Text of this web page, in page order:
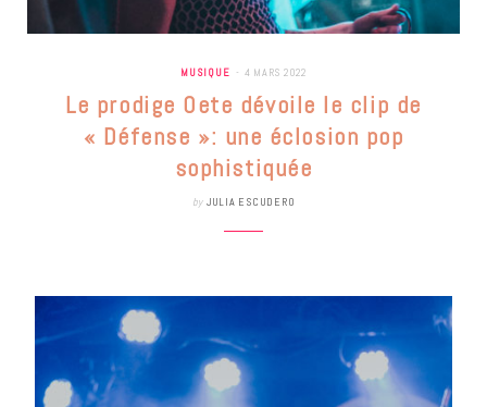
MUSIQUE 4 MARS 2022
Le prodige Oete dévoile le clip de
« Défense »: une éclosion pop
sophistiquée
by JULIA ESCUDERO